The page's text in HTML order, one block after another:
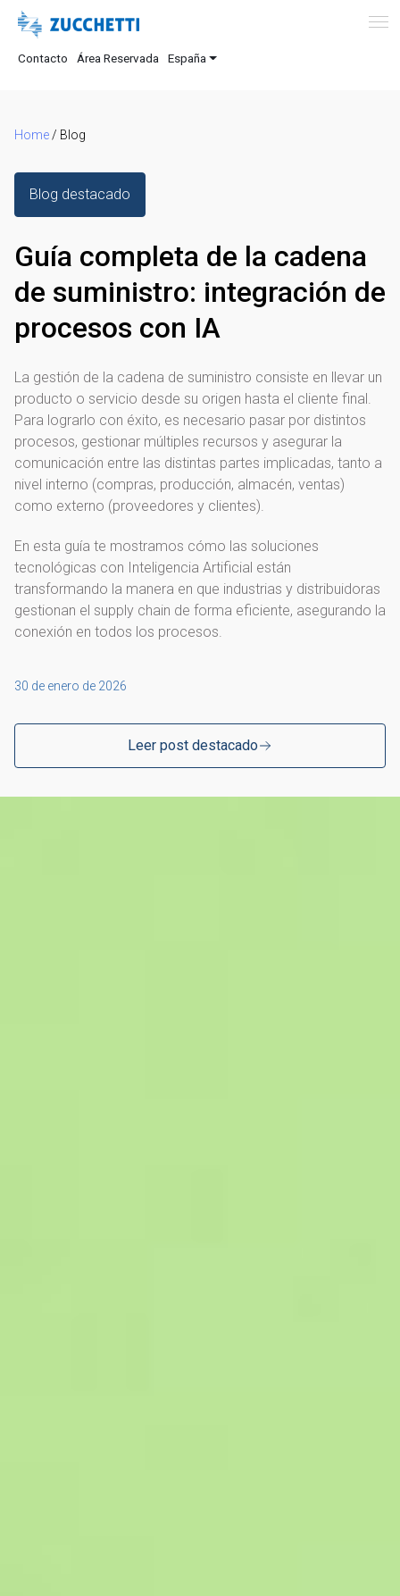
Contacto Área Reservada España
Home / Blog
Blog destacado
Guía completa de la cadena
de suministro: integración de
procesos con IA
La gestión de la cadena de suministro consiste en llevar un
producto o servicio desde su origen hasta el cliente final.
Para lograrlo con éxito, es necesario pasar por distintos
procesos, gestionar múltiples recursos y asegurar la
comunicación entre las distintas partes implicadas, tanto a
nivel interno (compras, producción, almacén, ventas)
como externo (proveedores y clientes).
En esta guía te mostramos cómo las soluciones
tecnológicas con Inteligencia Artificial están
transformando la manera en que industrias y distribuidoras
gestionan el supply chain de forma eficiente, asegurando la
conexión en todos los procesos.
30 de enero de 2026
Leer post destacado